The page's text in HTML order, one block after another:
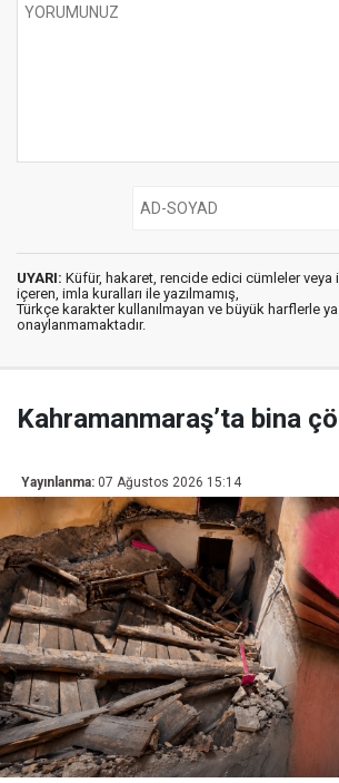
UYARI: Küfür, hakaret, rencide edici cümleler veya
içeren, imla kuralları ile yazılmamış,
Türkçe karakter kullanılmayan ve büyük harflerle
onaylanmamaktadır.
Kahramanmaraş’ta bina
Yayınlanma: 07 Ağustos 2026 15:14